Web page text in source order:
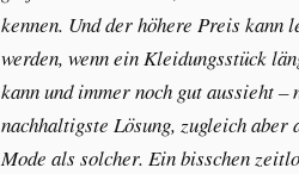
kennen. Und der höhere Preis kann
werden, wenn ein Kleidungsstück
kann und immer noch gut aussieht –
nachhaltigste Lösung, zugleich
Mode als solcher. Ein bisschen